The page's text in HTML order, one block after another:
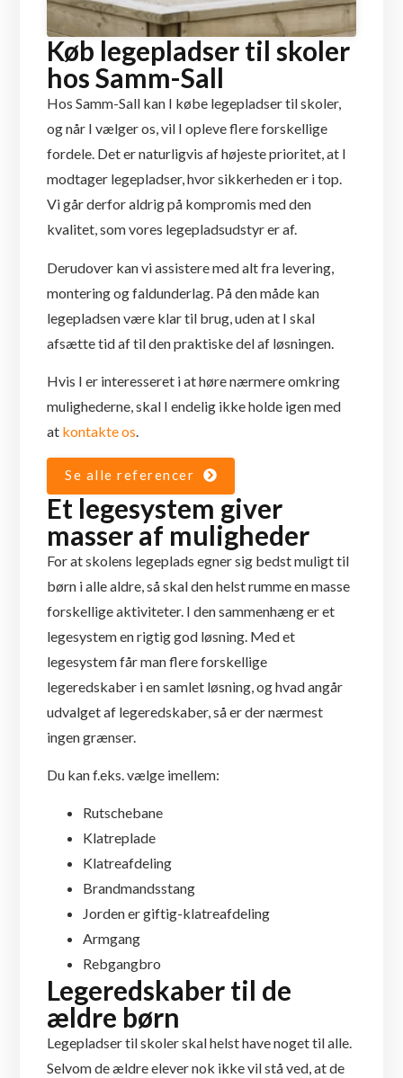
Køb legepladser til skoler
hos Samm-Sall
Hos Samm-Sall kan I købe legepladser til skoler,
og når I vælger os, vil I opleve flere forskellige
fordele. Det er naturligvis af højeste prioritet, at I
modtager legepladser, hvor sikkerheden er i top.
Vi går derfor aldrig på kompromis med den
kvalitet, som vores legepladsudstyr er af.
Derudover kan vi assistere med alt fra levering,
montering og faldunderlag. På den måde kan
legepladsen være klar til brug, uden at I skal
afsætte tid af til den praktiske del af løsningen.
Hvis I er interesseret i at høre nærmere omkring
mulighederne, skal I endelig ikke holde igen med
at kontakte os.
Se alle referencer
Et legesystem giver
masser af muligheder
For at skolens legeplads egner sig bedst muligt til
børn i alle aldre, så skal den helst rumme en masse
forskellige aktiviteter. I den sammenhæng er et
legesystem en rigtig god løsning. Med et
legesystem får man flere forskellige
legeredskaber i en samlet løsning, og hvad angår
udvalget af legeredskaber, så er der nærmest
ingen grænser.
Du kan f.eks. vælge imellem:
Rutschebane
Klatreplade
Klatreafdeling
Brandmandsstang
Jorden er giftig-klatreafdeling
Armgang
Rebgangbro
Legeredskaber til de
ældre børn
Legepladser til skoler skal helst have noget til alle.
Selvom de ældre elever nok ikke vil stå ved, at de